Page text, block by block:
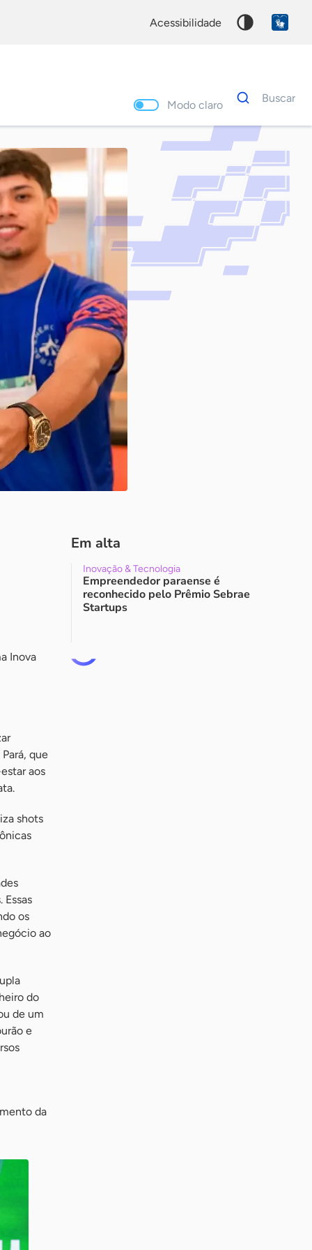
acessibilidade
Modo claro
Dados
para
Buscar
Palavra
chave
Inova
que
aos
shots
os
ao
do
de um
e
da
Em alta
Inovação & Tecnologia
Empreendedor paraense é
reconhecido pelo Prêmio Sebrae
Startups